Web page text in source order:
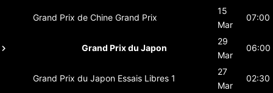
Grand Prix de Chine Grand Prix
15
Mar
07:00
Grand Prix du Japon
29
Mar
06:00
Grand Prix du Japon Essais Libres 1
27
Mar
02:30